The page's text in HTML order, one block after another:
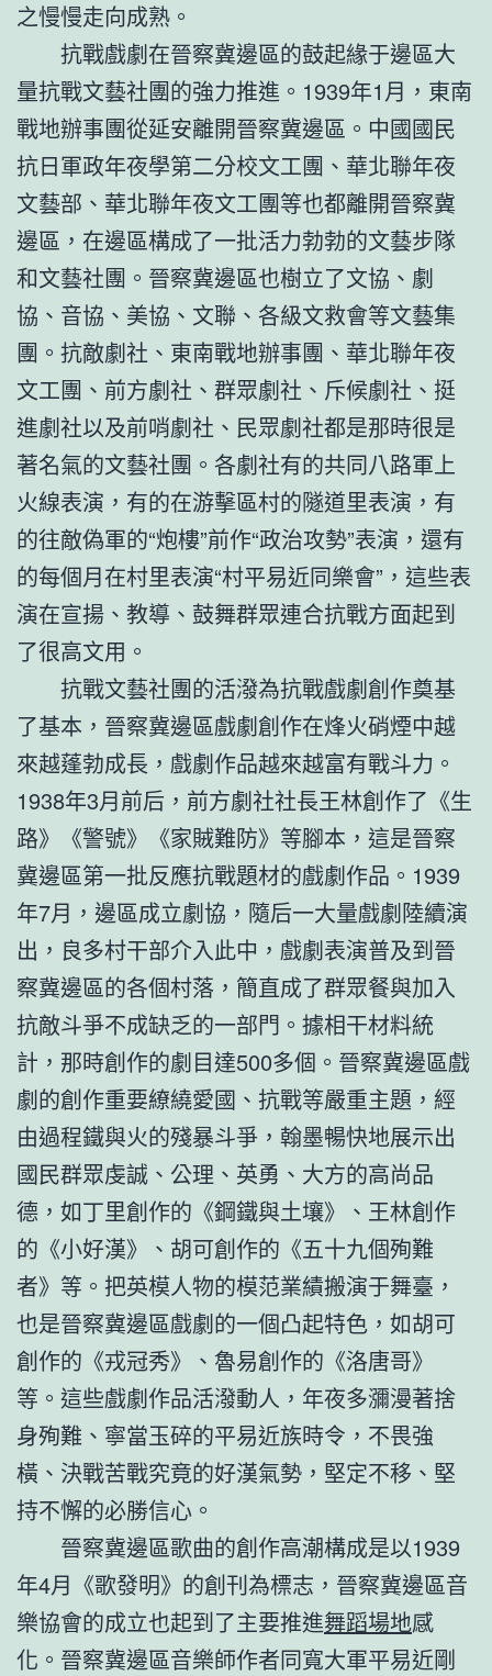
之慢慢走向成熟。
抗戰戲劇在晉察冀邊區的鼓起緣于邊區大
量抗戰文藝社團的強力推進。1939年1月，東南
戰地辦事團從延安離開晉察冀邊區。中國國民
抗日軍政年夜學第二分校文工團、華北聯年夜
文藝部、華北聯年夜文工團等也都離開晉察冀
邊區，在邊區構成了一批活力勃勃的文藝步隊
和文藝社團。晉察冀邊區也樹立了文協、劇
協、音協、美協、文聯、各級文救會等文藝集
團。抗敵劇社、東南戰地辦事團、華北聯年夜
文工團、前方劇社、群眾劇社、斥候劇社、挺
進劇社以及前哨劇社、民眾劇社都是那時很是
著名氣的文藝社團。各劇社有的共同八路軍上
火線表演，有的在游擊區村的隧道里表演，有
的往敵偽軍的“炮樓”前作“政治攻勢”表演，還有
的每個月在村里表演“村平易近同樂會”，這些表
演在宣揚、教導、鼓舞群眾連合抗戰方面起到
了很高文用。
抗戰文藝社團的活潑為抗戰戲劇創作奠基
了基本，晉察冀邊區戲劇創作在烽火硝煙中越
來越蓬勃成長，戲劇作品越來越富有戰斗力。
1938年3月前后，前方劇社社長王林創作了《生
路》《警號》《家賊難防》等腳本，這是晉察
冀邊區第一批反應抗戰題材的戲劇作品。1939
年7月，邊區成立劇協，隨后一大量戲劇陸續演
出，良多村干部介入此中，戲劇表演普及到晉
察冀邊區的各個村落，簡直成了群眾餐與加入
抗敵斗爭不成缺乏的一部門。據相干材料統
計，那時創作的劇目達500多個。晉察冀邊區戲
劇的創作重要繚繞愛國、抗戰等嚴重主題，經
由過程鐵與火的殘暴斗爭，翰墨暢快地展示出
國民群眾虔誠、公理、英勇、大方的高尚品
德，如丁里創作的《鋼鐵與土壤》、王林創作
的《小好漢》、胡可創作的《五十九個殉難
者》等。把英模人物的模范業績搬演于舞臺，
也是晉察冀邊區戲劇的一個凸起特色，如胡可
創作的《戎冠秀》、魯易創作的《洛唐哥》
等。這些戲劇作品活潑動人，年夜多瀰漫著捨
身殉難、寧當玉碎的平易近族時令，不畏強
橫、決戰苦戰究竟的好漢氣勢，堅定不移、堅
持不懈的必勝信心。
晉察冀邊區歌曲的創作高潮構成是以1939
年4月《歌發明》的創刊為標志，晉察冀邊區音
樂協會的成立也起到了主要推進舞蹈場地感
化。晉察冀邊區音樂師作者同寬大軍平易近剛